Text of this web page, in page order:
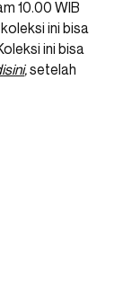
10.00 WIB
ini bisa
ini bisa
,setelah